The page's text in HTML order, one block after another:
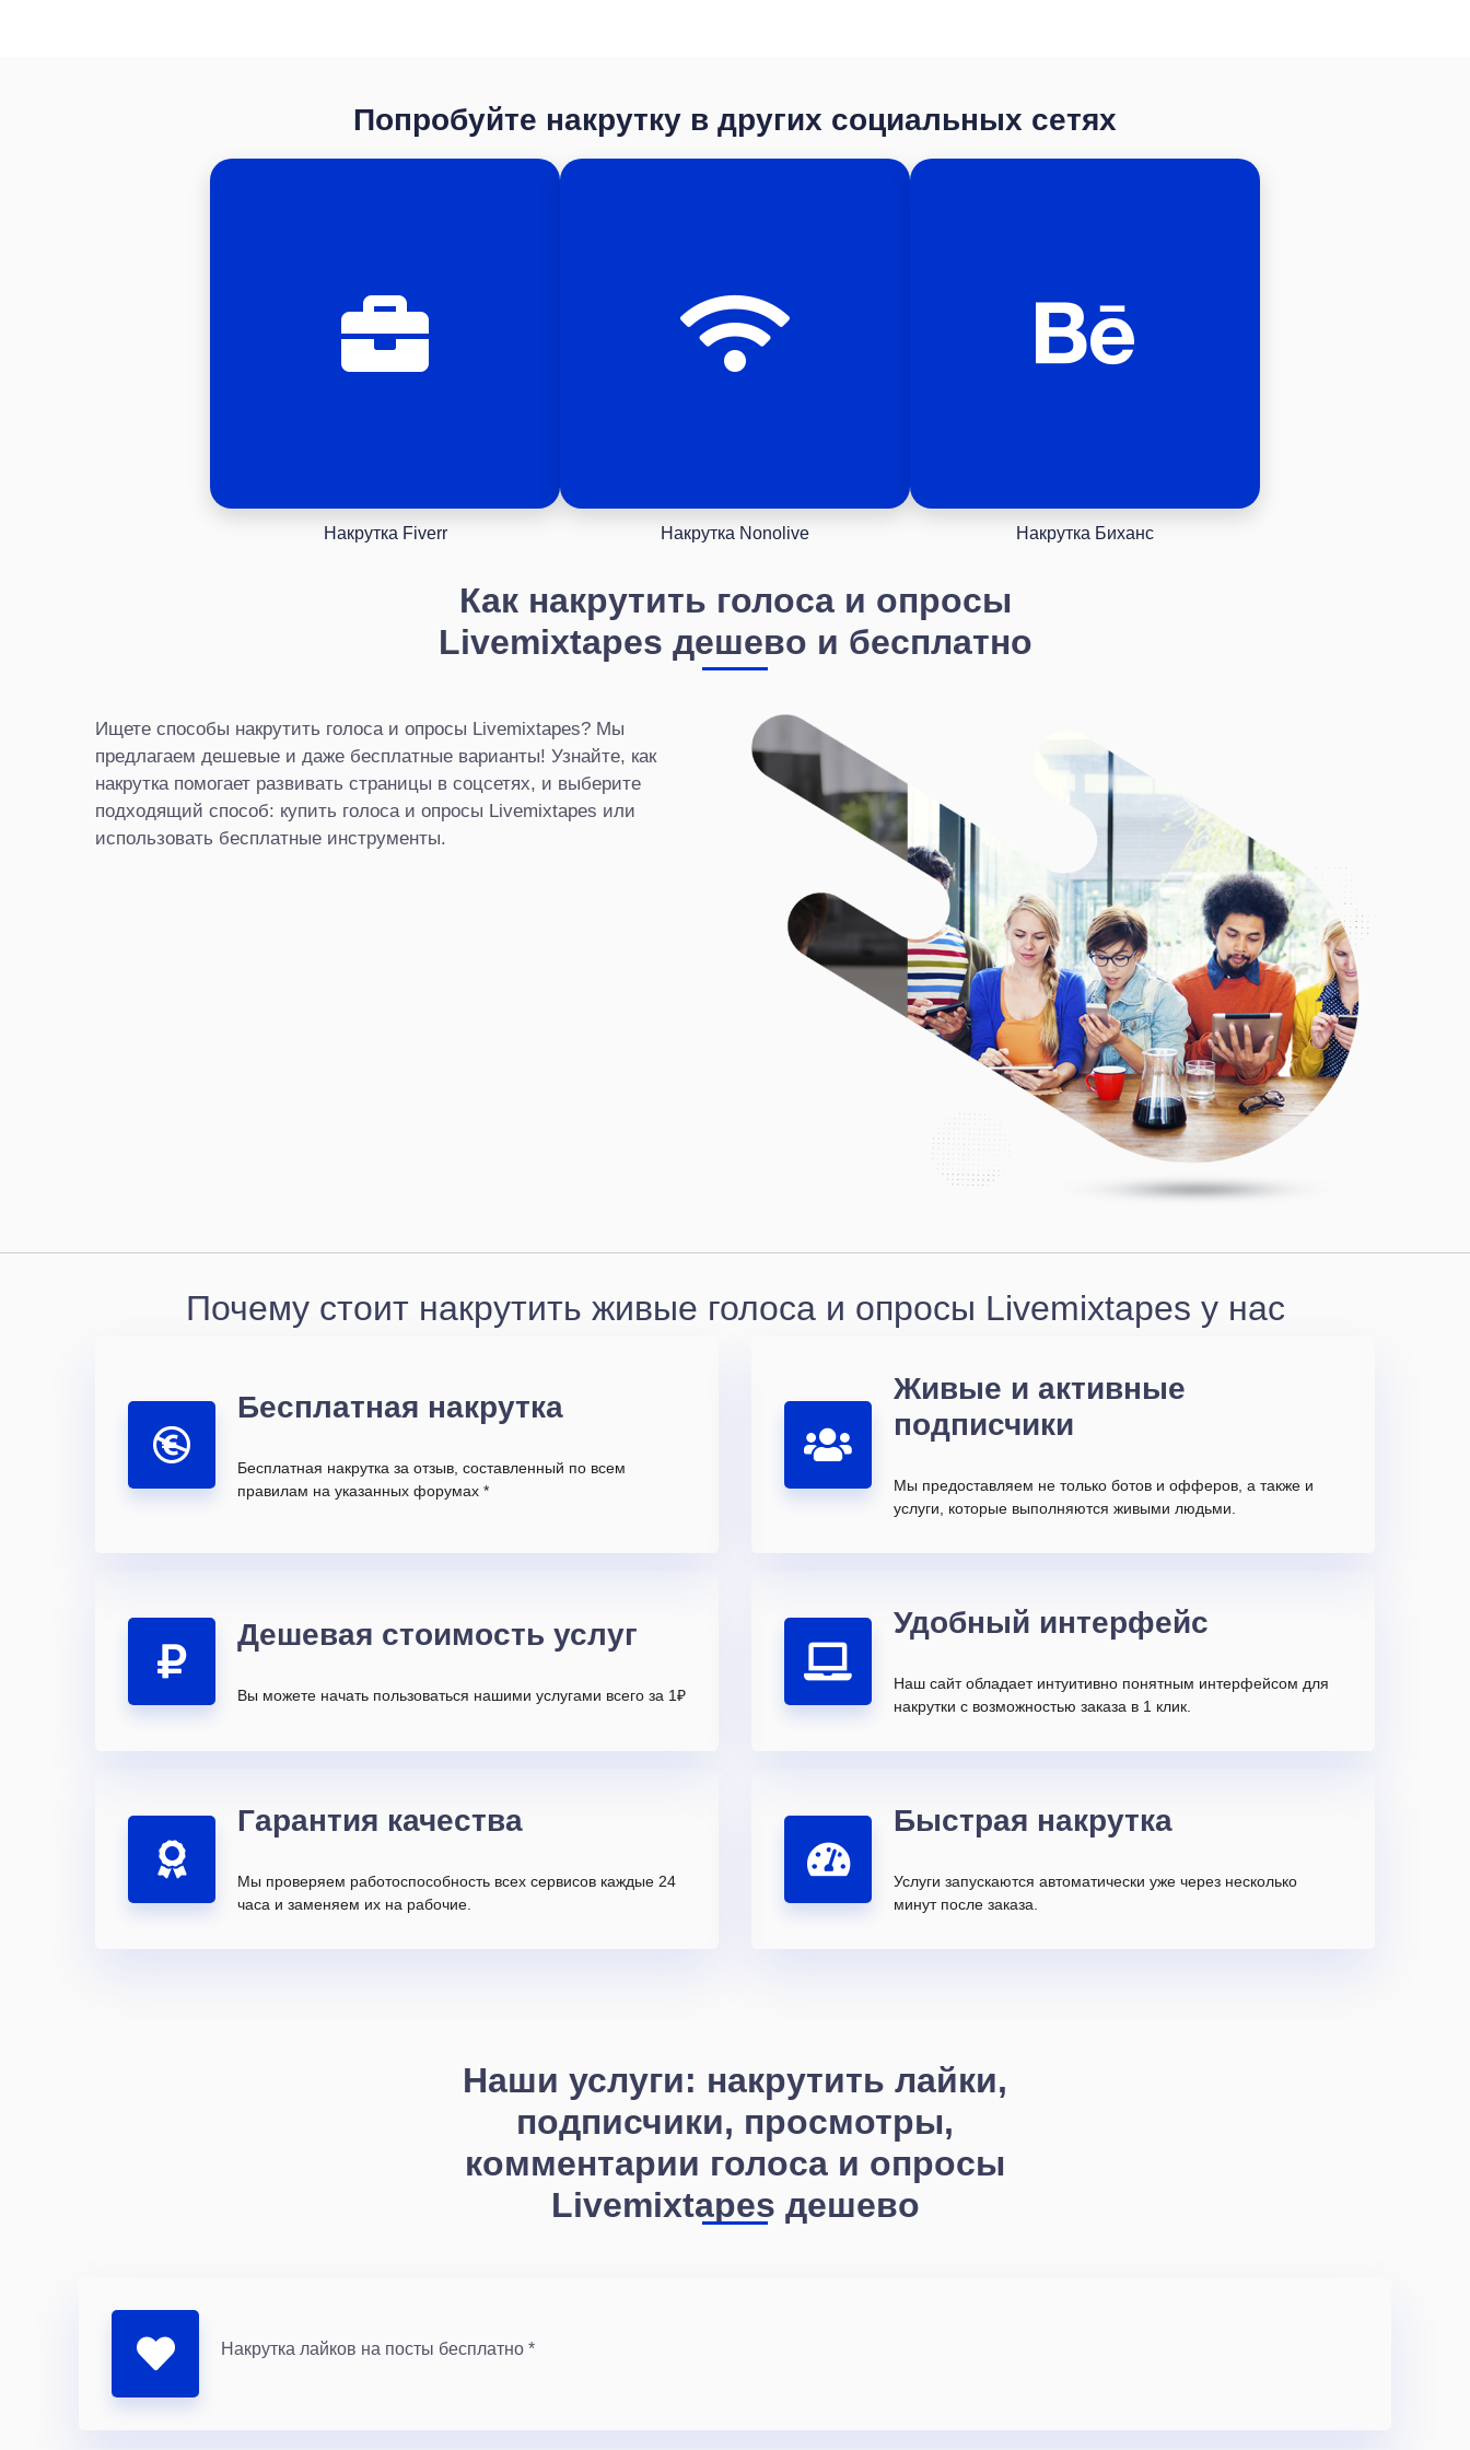
Попробуйте накрутку в других социальных сетях
Накрутка Fiverr Накрутка Nonolive Накрутка Биханс
Как накрутить голоса и опросы
Livemixtapes дешево и бесплатно
Ищете способы накрутить голоса и опросы Livemixtapes? Мы
предлагаем дешевые и даже бесплатные варианты! Узнайте, как
накрутка помогает развивать страницы в соцсетях, и выберите
подходящий способ: купить голоса и опросы Livemixtapes или
использовать бесплатные инструменты.
Почему стоит накрутить живые голоса и опросы Livemixtapes у нас
Бесплатная накрутка
Бесплатная накрутка за отзыв, составленный по всем
правилам на указанных форумах *
Живые и активные
подписчики
Мы предоставляем не только ботов и офферов, а также и
услуги, которые выполняются живыми людьми.
Дешевая стоимость услуг
Вы можете начать пользоваться нашими услугами всего за 1₽
Удобный интерфейс
Наш сайт обладает интуитивно понятным интерфейсом для
накрутки с возможностью заказа в 1 клик.
Гарантия качества
Мы проверяем работоспособность всех сервисов каждые 24
часа и заменяем их на рабочие.
Быстрая накрутка
Услуги запускаются автоматически уже через несколько
минут после заказа.
Наши услуги: накрутить лайки,
подписчики, просмотры,
комментарии голоса и опросы
Livemixtapes дешево
Накрутка лайков на посты бесплатно *